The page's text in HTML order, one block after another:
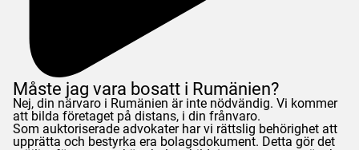
Måste jag vara bosatt i Rumänien?
Nej, din närvaro i Rumänien är inte nödvändig. Vi kommer
att bilda företaget på distans, i din frånvaro.
Som auktoriserade advokater har vi rättslig behörighet att
upprätta och bestyrka era bolagsdokument. Detta gör det